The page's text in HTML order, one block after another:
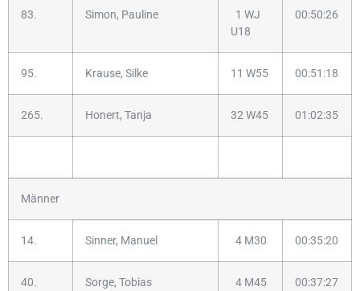
83. Simon, Pauline
1 WJ
U18
00:50:26
95. Krause, Silke 11 W55 00:51:18
265. Honert, Tanja 32 W45 01:02:35
Männer
14. Sinner, Manuel 4 M30 00:35:20
40. Sorge, Tobias 4 M45 00:37:27